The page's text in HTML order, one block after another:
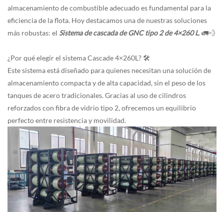
almacenamiento de combustible adecuado es fundamental para la
eficiencia de la flota. Hoy destacamos una de nuestras soluciones
más robustas: el Sistema de cascada de GNC tipo 2 de 4×260 L. 🚛💨
¿Por qué elegir el sistema Cascade 4×260L? 🛠️
Este sistema está diseñado para quienes necesitan una solución de
almacenamiento compacta y de alta capacidad, sin el peso de los
tanques de acero tradicionales. Gracias al uso de cilindros
reforzados con fibra de vidrio tipo 2, ofrecemos un equilibrio
perfecto entre resistencia y movilidad.